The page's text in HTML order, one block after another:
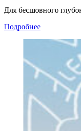
Для бесшовного
Подробнее